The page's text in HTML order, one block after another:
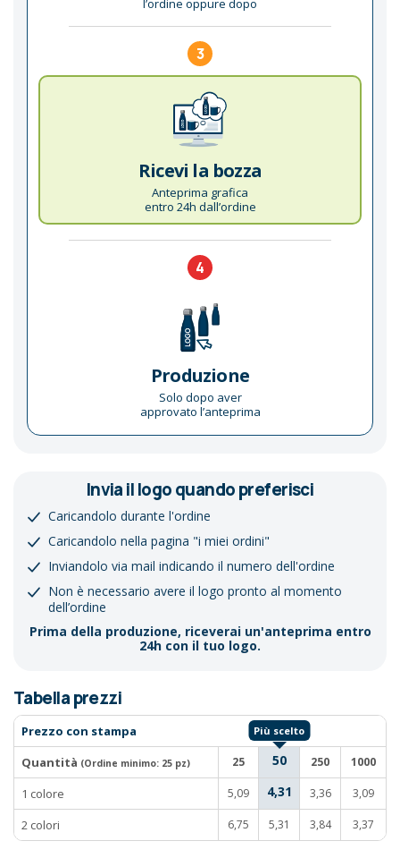
l’ordine oppure dopo
3
Ricevi la bozza
Anteprima grafica
entro 24h dall’ordine
4
Produzione
Solo dopo aver
approvato l’anteprima
Invia il logo quando preferisci
Caricandolo durante l'ordine
Caricandolo nella pagina "i miei ordini"
Inviandolo via mail indicando il numero dell'ordine
Non è necessario avere il logo pronto al momento
dell’ordine
Prima della produzione, riceverai un'anteprima entro
24h con il tuo logo.
Tabella prezzi
Prezzo con stampa
Quantità (Ordine minimo: 25 pz) 25 50 250 1000
1 colore 5,09 4,31 3,36 3,09
2 colori 6,75 5,31 3,84 3,37